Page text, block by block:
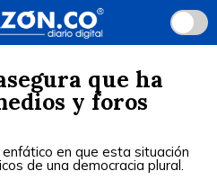
que ha
y foros
en que esta situación
de una democracia plural.